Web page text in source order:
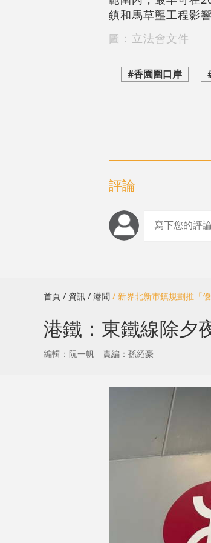
鎮和馬草壟工程影
圖：立法會文件
#香園圍口岸
評論
首頁 / 資訊 / 港聞 / 新界北新市鎮規劃推「
港鐵：東鐵線除夕
編輯：阮一帆 責編：孫紹豪